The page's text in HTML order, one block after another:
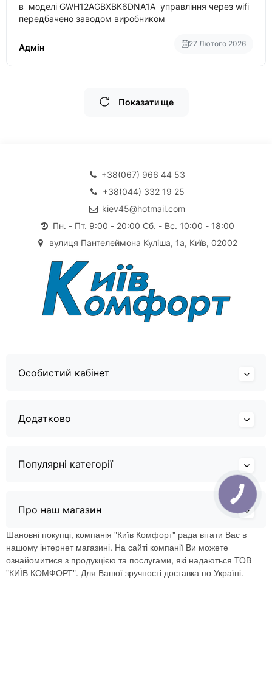
в моделі GWH12AGBXBK6DNA1A управління через wifi
передбачено заводом виробником
Адмін 27 Лютого 2026
Показати ще
+38(067) 966 44 53
+38(044) 332 19 25
kiev45@hotmail.com
Пн. - Пт. 9:00 - 20:00 Сб. - Вс. 10:00 - 18:00
вулиця Пантелеймона Куліша, 1а, Київ, 02002
Особистий кабінет
Додатково
Популярні категорії
Про наш магазин
Шановні покупці, компанія "Київ Комфорт" рада вітати Вас в
нашому інтернет магазині. На сайті компанії Ви можете
ознайомитися з продукцією та послугами, які надаються ТОВ
"КИЇВ КОМФОРТ". Для Вашої зручності доставка по Україні.